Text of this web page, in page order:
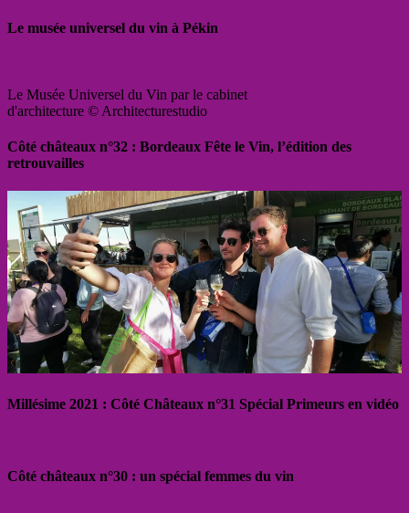
Le musée universel du vin à Pékin
Le Musée Universel du Vin par le cabinet
d'architecture © Architecturestudio
Côté châteaux n°32 : Bordeaux Fête le Vin, l’édition des
retrouvailles
Millésime 2021 : Côté Châteaux n°31 Spécial Primeurs en vidéo
Côté châteaux n°30 : un spécial femmes du vin